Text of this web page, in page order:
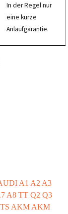
In der Regel nur
eine kurze
Anlaufgarantie.